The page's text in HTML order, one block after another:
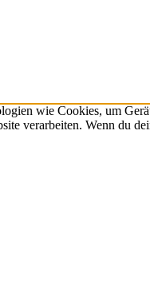
wie Cookies, um
verarbeiten. Wenn du